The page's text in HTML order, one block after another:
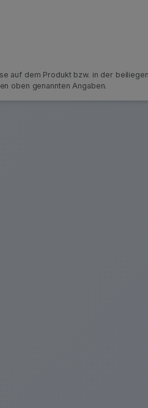
auf dem Produkt bzw. in der
oben genannten Angaben.